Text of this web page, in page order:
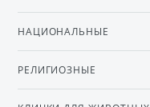
НАЦИОНАЛЬНЫЕ
РЕЛИГИОЗНЫЕ